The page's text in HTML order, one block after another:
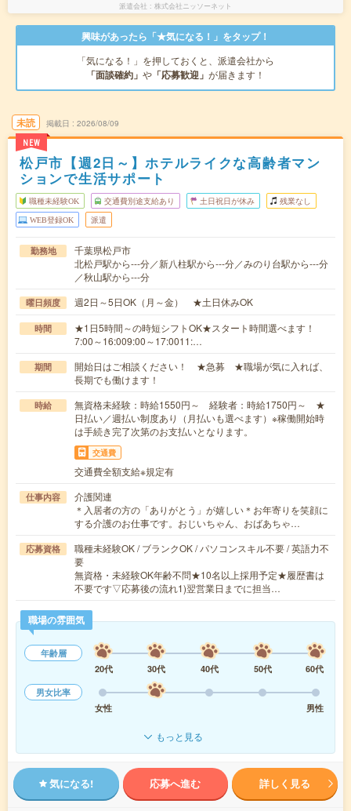
派遣会社 株式会社ニッソーネット
興味があったら「★気になる！」をタップ！
「気になる！」を押しておくと、派遣会社から
「面談確約」 や 「応募歓迎」 が届きます！
未読
NEW
掲載日 2026/08/09
松戸市【週2日～】ホテルライクな高齢者マン
ションで生活サポート
職種未経験OK 交通費別途支給あり 土日祝日が休み 残業なし
WEB登録OK 派遣
勤務地
千葉県松戸市
北松戸駅から---分／新八柱駅から---分／みのり台駅から---分
／秋山駅から---分
曜日頻度 週2日～5日OK（月～金） ★土日休みOK
時間
★1日5時間～の時短シフトOK★スタート時間選べます！
7:00～16:009:00～17:0011:…
期間
開始日はご相談ください！ ★急募 ★職場が気に入れば、
長期でも働けます！
時給
無資格未経験：時給1550円～ 経験者：時給1750円～ ★
日払い／週払い制度あり（月払いも選べます）※稼働開始時
は手続き完了次第のお支払いとなります。
交通費
交通費全額支給※規定有
仕事内容
介護関連
＊入居者の方の「ありがとう」が嬉しい＊お年寄りを笑顔に
する介護のお仕事です。おじいちゃん、おばあちゃ…
応募資格
職種未経験OK / ブランクOK / パソコンスキル不要 / 英語力不
要
無資格・未経験OK年齢不問★10名以上採用予定★履歴書は
不要です▽応募後の流れ1)翌営業日までに担当…
職場の雰囲気
年齢層
20代
30代 40代 50代
60代
男女比率
女性
男性
もっと見る
気になる! 応募へ進む 詳しく見る